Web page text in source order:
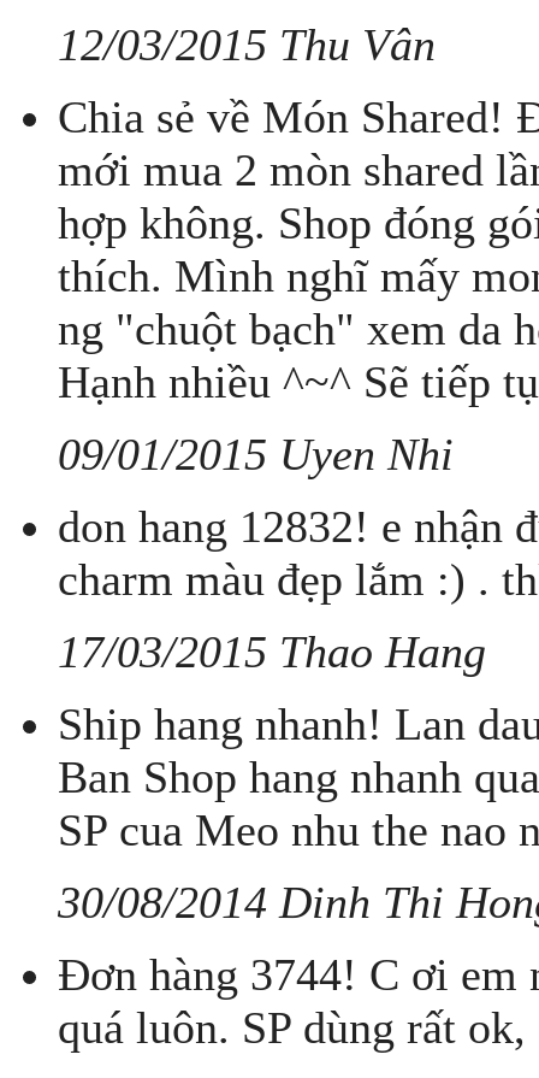
12/03/2015 Thu Vân
Chia sẻ về Món Shared!
mới mua 2 mòn shared
hợp không. Shop đóng
thích. Mình nghĩ mấy
ng "chuột bạch" xem da
Hạnh nhiều ^~^ Sẽ tiếp
09/01/2015 Uyen Nhi
don hang 12832! e nhận
charm màu đẹp lắm :) .
17/03/2015 Thao Hang
Ship hang nhanh! Lan
Ban Shop hang nhanh
SP cua Meo nhu the nao
30/08/2014 Dinh Thi
Đơn hàng 3744! C ơi em
quá luôn. SP dùng rất